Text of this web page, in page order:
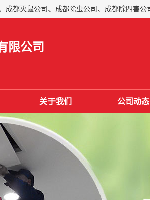
限公司
关于我们 公司动态